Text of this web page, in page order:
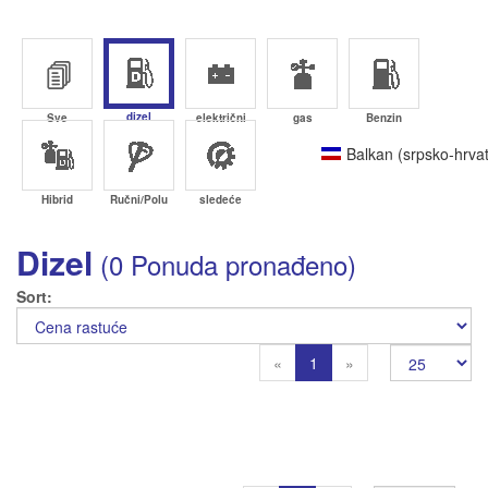
Sve dizel električni gas Benzin
Hibrid Ručni/Polu sledeće
Balkan (srpsko-
Dizel (0 Ponuda pronađeno)
Sort
« Previous
1 »